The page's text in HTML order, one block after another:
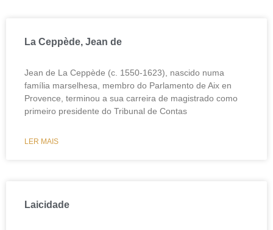
La Ceppède, Jean de
Jean de La Ceppède (c. 1550-1623), nascido numa
família marselhesa, membro do Parlamento de Aix en
Provence, terminou a sua carreira de magistrado como
primeiro presidente do Tribunal de Contas
LER MAIS
Laicidade